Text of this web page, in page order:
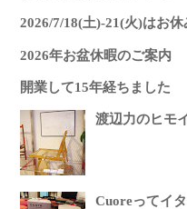
2026/7/18(土)-21(火)はお
2026年お盆休暇のご案内
開業して15年経ちました
渡辺力のヒモ
Cuoreってイ